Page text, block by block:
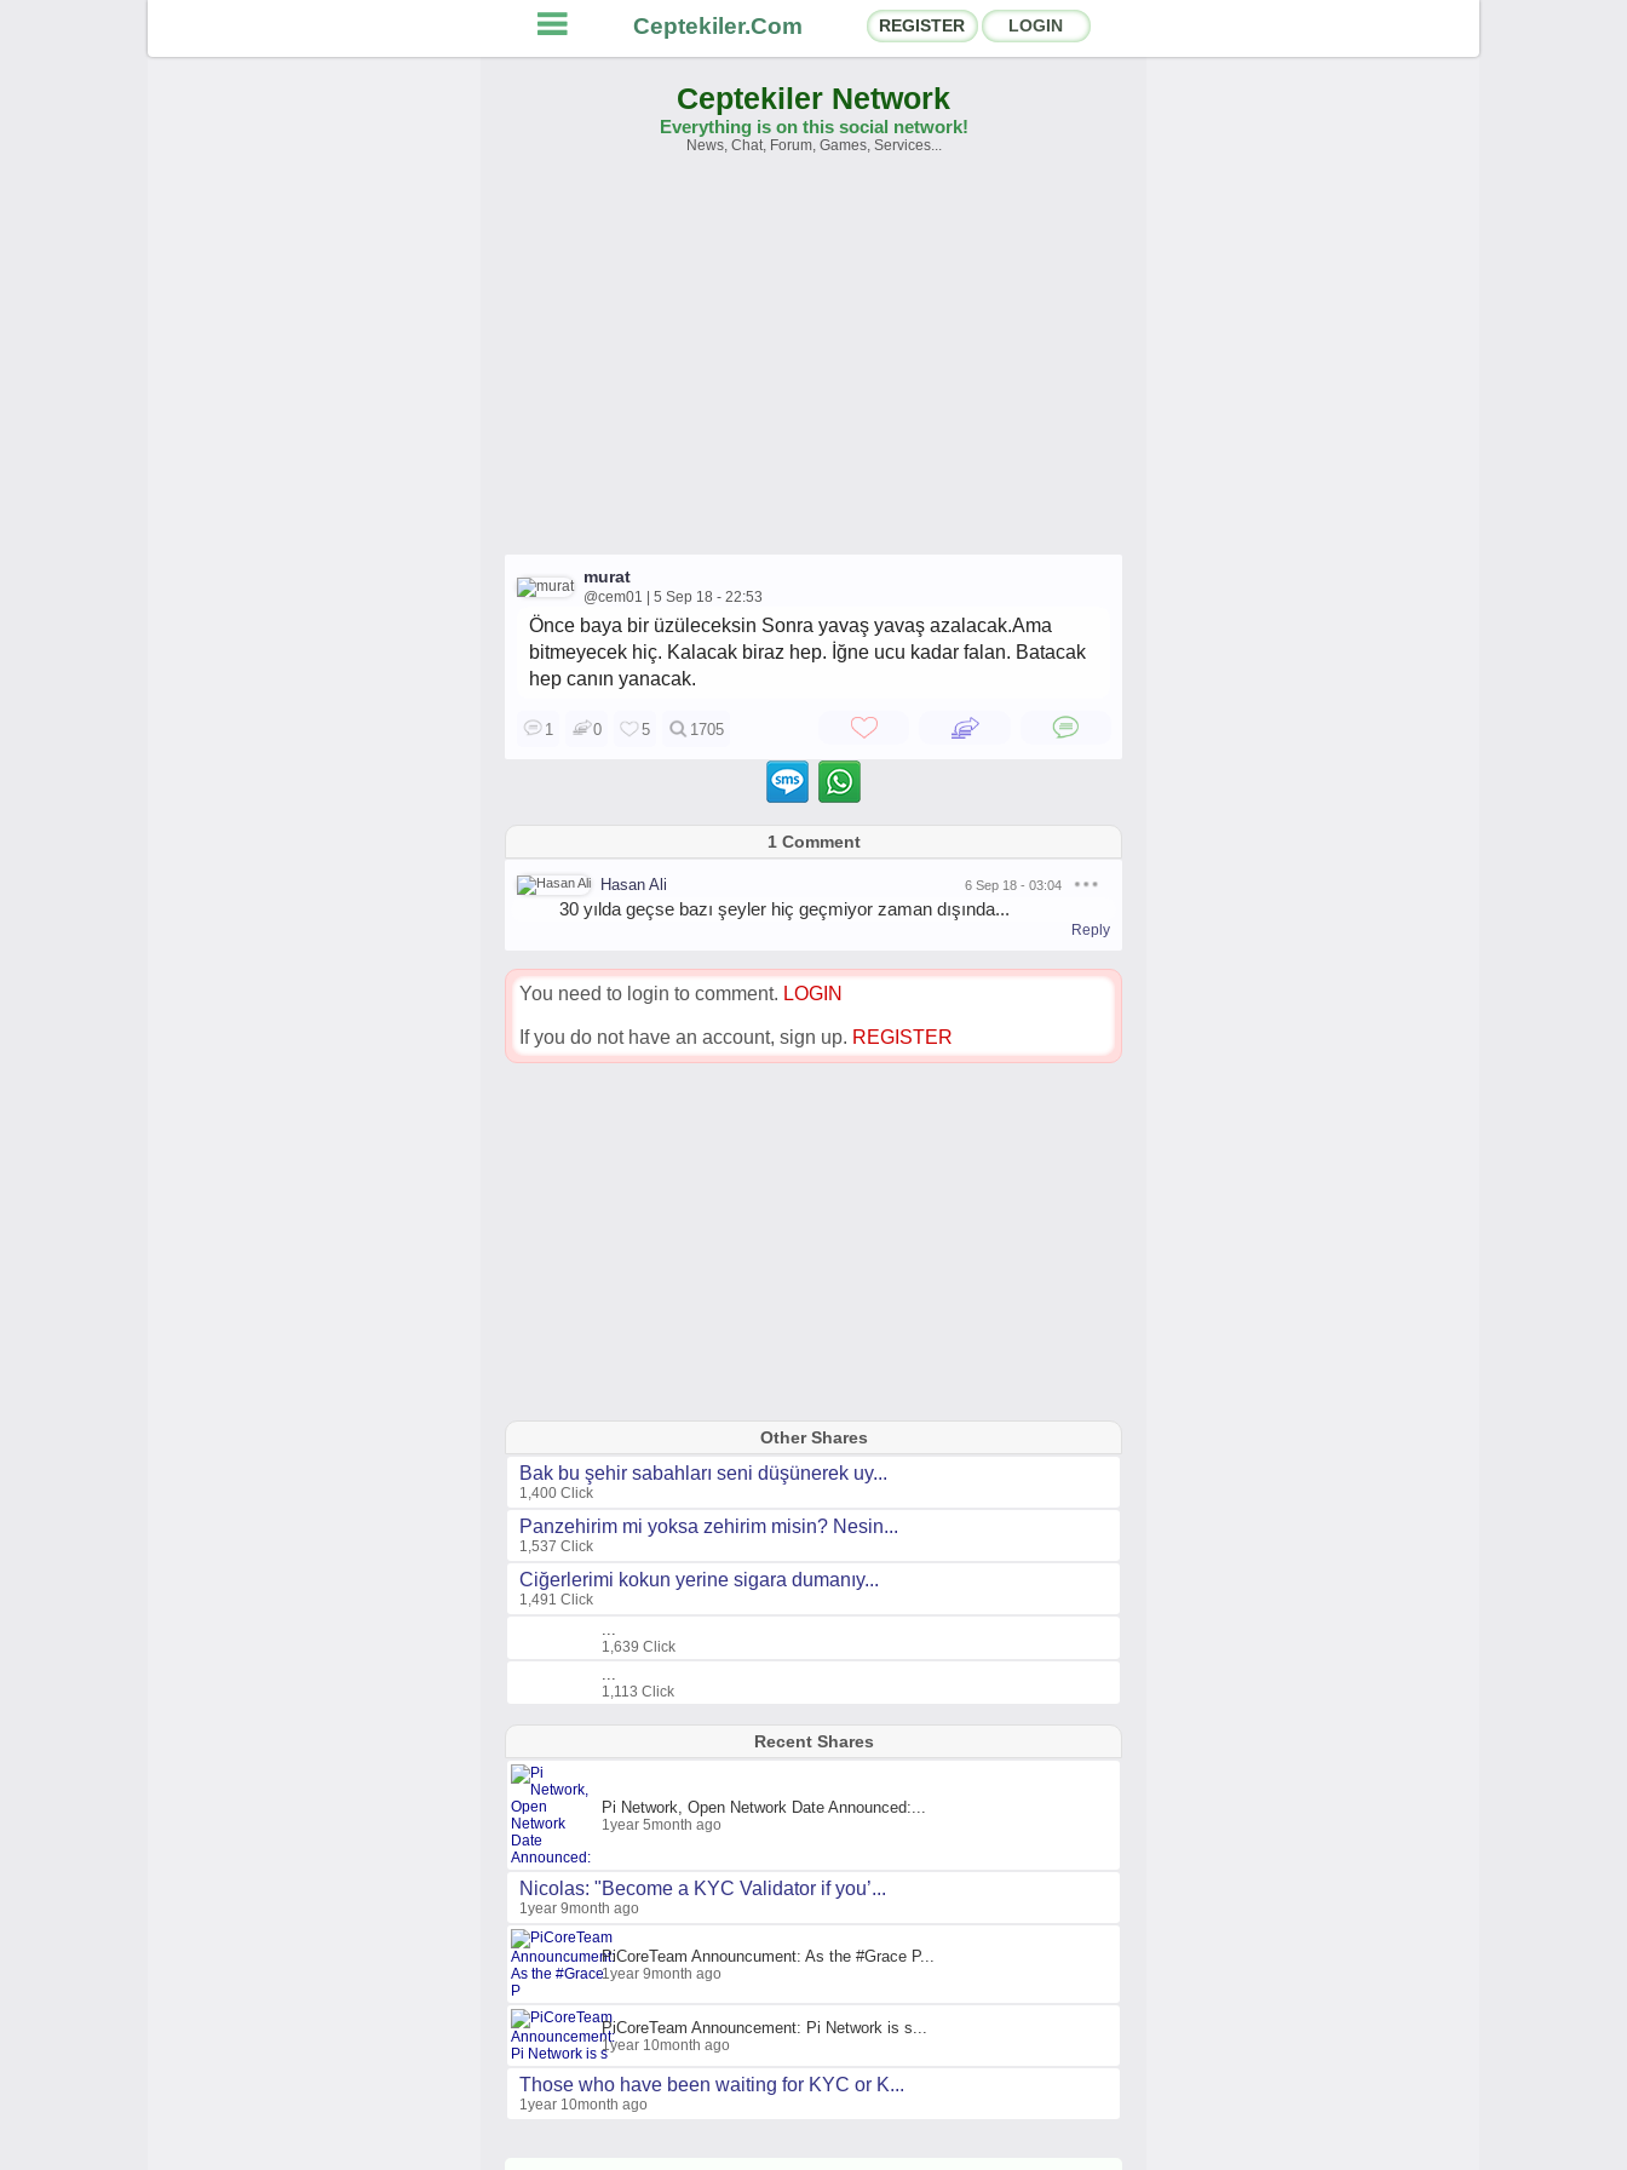
Ceptekiler.Com REGISTER LOGIN
Social Shares
Ceptekiler Network
Everything is on this social network!
News, Chat, Forum, Games, Services...
murat
@cem01 | 5 Sep 18 - 22:53
Önce baya bir üzüleceksin Sonra yavaş yavaş azalacak.Ama
bitmeyecek hiç. Kalacak biraz hep. İğne ucu kadar falan. Batacak
hep canın yanacak.
1 0 5 1705
1 Comment
Hasan Ali 6 Sep 18 - 03:04
30 yılda geçse bazı şeyler hiç geçmiyor zaman dışında...
Reply
You need to login to comment. LOGIN
If you do not have an account, sign up. REGISTER
Other Shares
Bak bu şehir sabahları seni düşünerek uy...
1,400 Click
Panzehirim mi yoksa zehirim misin? Nesin...
1,537 Click
Ciğerlerimi kokun yerine sigara dumanıy...
1,491 Click
...
1,639 Click
...
1,113 Click
Recent Shares
Pi Network, Open Network Date Announced:...
1year 5month ago
Nicolas: "Become a KYC Validator if you’...
1year 9month ago
PiCoreTeam Announcument: As the #Grace P...
1year 9month ago
PiCoreTeam Announcement: Pi Network is s...
1year 10month ago
Those who have been waiting for KYC or K...
1year 10month ago